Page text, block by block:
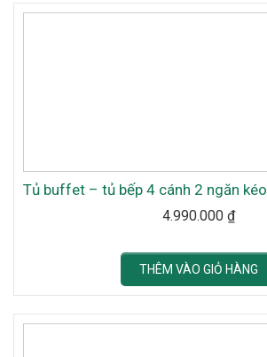
Tủ buffet – tủ bếp 4 cánh 2 ngăn kéo
4.990.000 ₫
THÊM VÀO GIỎ HÀNG